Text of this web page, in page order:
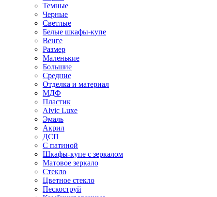
Темные
Черные
Светлые
Белые шкафы-купе
Венге
Размер
Маленькие
Большие
Средние
Отделка и материал
МДФ
Пластик
Alvic Luxe
Эмаль
Акрил
ДСП
С патиной
Шкафы-купе с зеркалом
Матовое зеркало
Стекло
Цветное стекло
Пескоструй